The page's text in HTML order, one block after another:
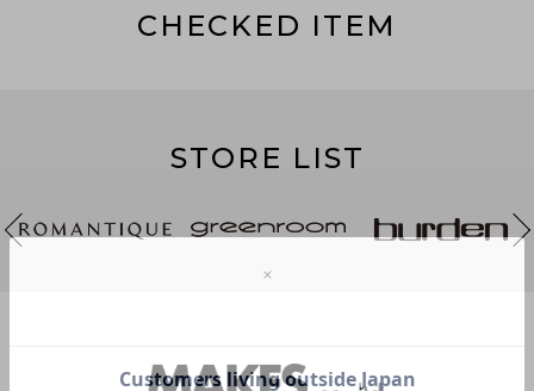
CHECKED ITEM
STORE LIST